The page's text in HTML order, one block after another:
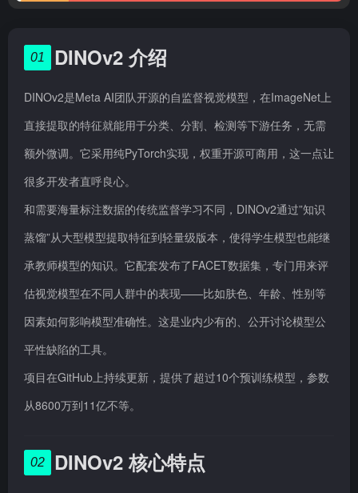
01 DINOv2 介绍
DINOv2是Meta AI团队开源的自监督视觉模型，在ImageNet上
直接提取的特征就能用于分类、分割、检测等下游任务，无需
额外微调。它采用纯PyTorch实现，权重开源可商用，这一点让
很多开发者直呼良心。
和需要海量标注数据的传统监督学习不同，DINOv2通过”知识
蒸馏”从大型模型提取特征到轻量级版本，使得学生模型也能继
承教师模型的知识。它配套发布了FACET数据集，专门用来评
估视觉模型在不同人群中的表现——比如肤色、年龄、性别等
因素如何影响模型准确性。这是业内少有的、公开讨论模型公
平性缺陷的工具。
项目在GitHub上持续更新，提供了超过10个预训练模型，参数
从8600万到11亿不等。
02 DINOv2 核心特点